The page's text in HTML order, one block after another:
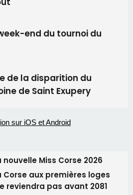
end du tournoi du
de la disparition du
de Saint Exupery
Miss Corse 2026
Corse aux premières loges
reviendra pas avant 2081